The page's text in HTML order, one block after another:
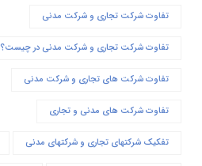
تفاوت شرکت تجاری و شرکت مدنی
تفاوت شرکت تجاری و شرکت مدنی در چیست؟
تفاوت شرکت های تجاری و شرکت مدنی
تفاوت شرکت های مدنی و تجاری
تفکیک شرکتهای تجاری و شرکتهای مدنی